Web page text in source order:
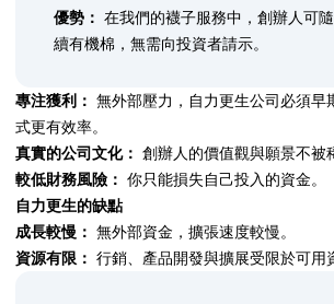
優勢： 在我們的襪子服務中，創辦人可
續有機棉，無需向投資者請示。
專注獲利： 無外部壓力，自力更生公司必須早
式更有效率。
真實的公司文化： 創辦人的價值觀與願景不被
較低財務風險： 你只能損失自己投入的資金。
自力更生的缺點
成長較慢： 無外部資金，擴張速度較慢。
資源有限： 行銷、產品開發與擴展受限於可用